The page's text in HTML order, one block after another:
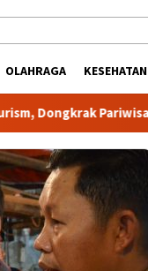
OLAHRAGA KESEHATAN
Pariwisata dan